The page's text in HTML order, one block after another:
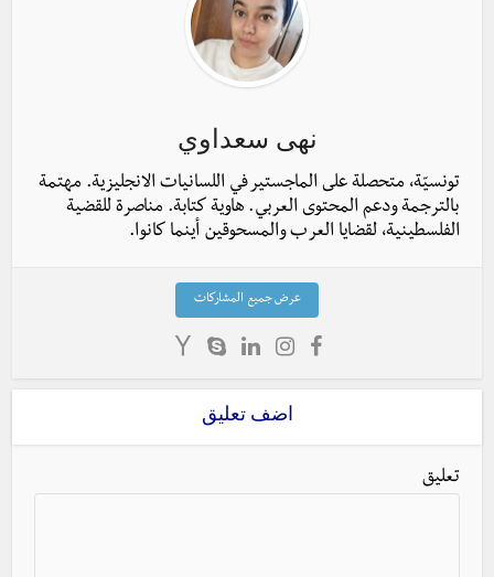
نهى سعداوي
تونسيّة، متحصلة على الماجستير في اللسانيات الانجليزية. مهتمة
بالترجمة ودعم المحتوى العربي. هاوية كتابة. مناصرة للقضية
الفلسطينية، لقضايا العرب والمسحوقين أينما كانوا.
عرض جميع المشاركات
اضف تعليق
تعليق